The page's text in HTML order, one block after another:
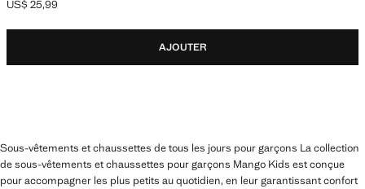
Prix actuel [US$ 25,99 ]
US$ 25,99
AJOUTER
Sous-vêtements et chaussettes de tous les jours pour garçons La collection
de sous-vêtements et chaussettes pour garçons Mango Kids est conçue
pour accompagner les plus petits au quotidien, en leur garantissant confort